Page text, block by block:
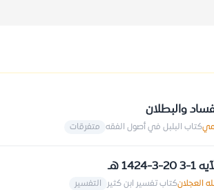
والبطلان
كتاب البلبل في أصول الفقه متفرقات
هـ
العجلانكتاب تفسير ابن كثير التفسير